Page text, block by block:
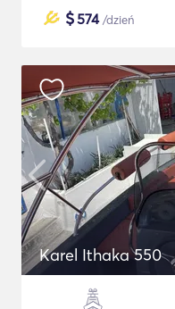
$574/dzień
Karel Ithaka 550